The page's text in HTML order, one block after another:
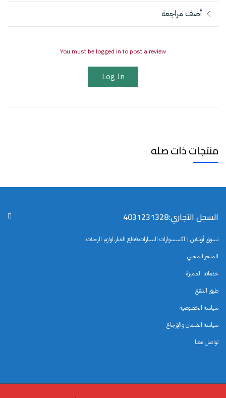
أضف مراجعة
You must be logged in to post a review
Log In
منتجات ذات صله
السجل التجاري:4031231328
تسوق أونلاين | اكسسوارات السيارات،قطع الغيار،لوازم الرحلات
المتجر المحلي
خدماتنا المميزة
طرق الدفع
سياسة الخصوصية
سياسة الضمان والإرجاع
تواصل معنا